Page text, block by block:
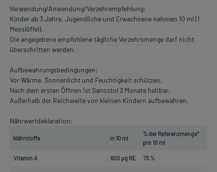
Verwendung/Anwendung/Verzehrempfehlung:
Kinder ab 3 Jahre, Jugendliche und Erwachsene nehmen 10 ml (1
Messlöffel).
Die angegebene empfohlene tägliche Verzehrsmenge darf nicht
überschritten werden.
Aufbewahrungsbedingungen:
Vor Wärme, Sonnenlicht und Feuchtigkeit schützen.
Nach dem ersten Öffnen ist Sanostol 3 Monate haltbar.
Außerhalb der Reichweite von kleinen Kindern aufbewahren.
Nährwertdeklaration:
Nährstoffe in 10 ml
% der Referenzmenge*
pro 10 ml
Vitamin A 600 µg RE 75 %